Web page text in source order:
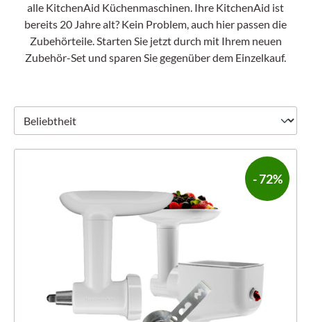
alle KitchenAid Küchenmaschinen. Ihre KitchenAid ist
bereits 20 Jahre alt? Kein Problem, auch hier passen die
Zubehörteile. Starten Sie jetzt durch mit Ihrem neuen
Zubehör-Set und sparen Sie gegenüber dem Einzelkauf.
- 72%